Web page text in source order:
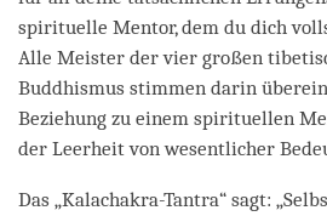
spirituelle Mentor, dem du dich
Alle Meister der vier großen
Buddhismus stimmen darin
Beziehung zu einem spirituellen
der Leerheit von wesentlicher
Das „Kalachakra-Tantra“ sagt: